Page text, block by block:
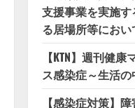
支援事業を実施
る居場所等にお
【KTN】週刊健
ス感染症～生活
【感染症対策】